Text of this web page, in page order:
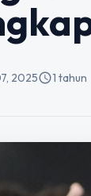
2025schedule1 tahun